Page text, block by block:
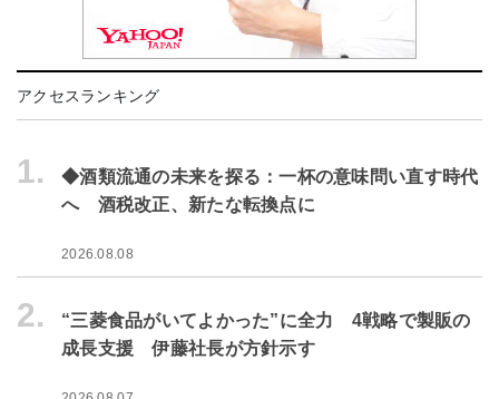
アクセスランキング
1.
◆酒類流通の未来を探る：一杯の意味問い直す時代
へ 酒税改正、新たな転換点に
2026.08.08
2.
“三菱食品がいてよかった”に全力 4戦略で製販の
成長支援 伊藤社長が方針示す